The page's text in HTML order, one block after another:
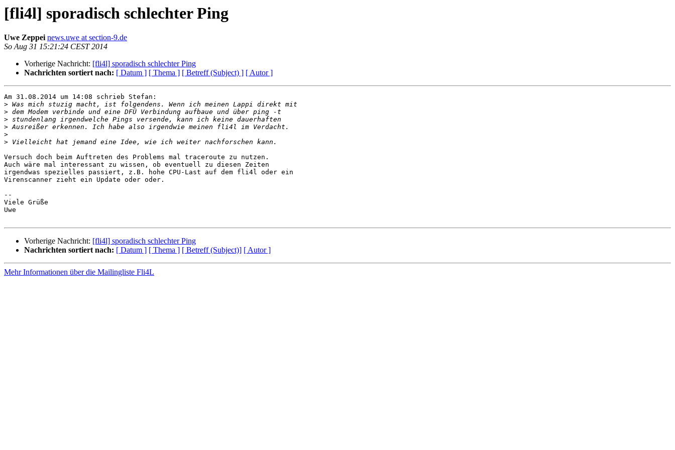
[fli4l] sporadisch schlechter Ping
Uwe Zeppei news.uwe at section-9.de
So Aug 31 15:21:24 CEST 2014
Vorherige Nachricht: [fli4l] sporadisch schlechter Ping
Nachrichten sortiert nach: [ Datum ] [ Thema ] [ Betreff (Subject) ] [ Autor ]
Am 31.08.2014 um 14:08 schrieb Stefan:
>
>
>
>
>
>
Versuch doch beim Auftreten des Problems mal traceroute zu nutzen.
Auch wäre mal interessant zu wissen, ob eventuell zu diesen Zeiten
irgendwas spezielles passiert, z.B. hohe CPU-Last auf dem fli4l oder ein
Virenscanner zieht ein Update oder oder.
--
Viele Grüße
Uwe
Vorherige Nachricht: [fli4l] sporadisch schlechter Ping
Nachrichten sortiert nach: [ Datum ] [ Thema ] [ Betreff (Subject)] [ Autor ]
Mehr Informationen über die Mailingliste Fli4L